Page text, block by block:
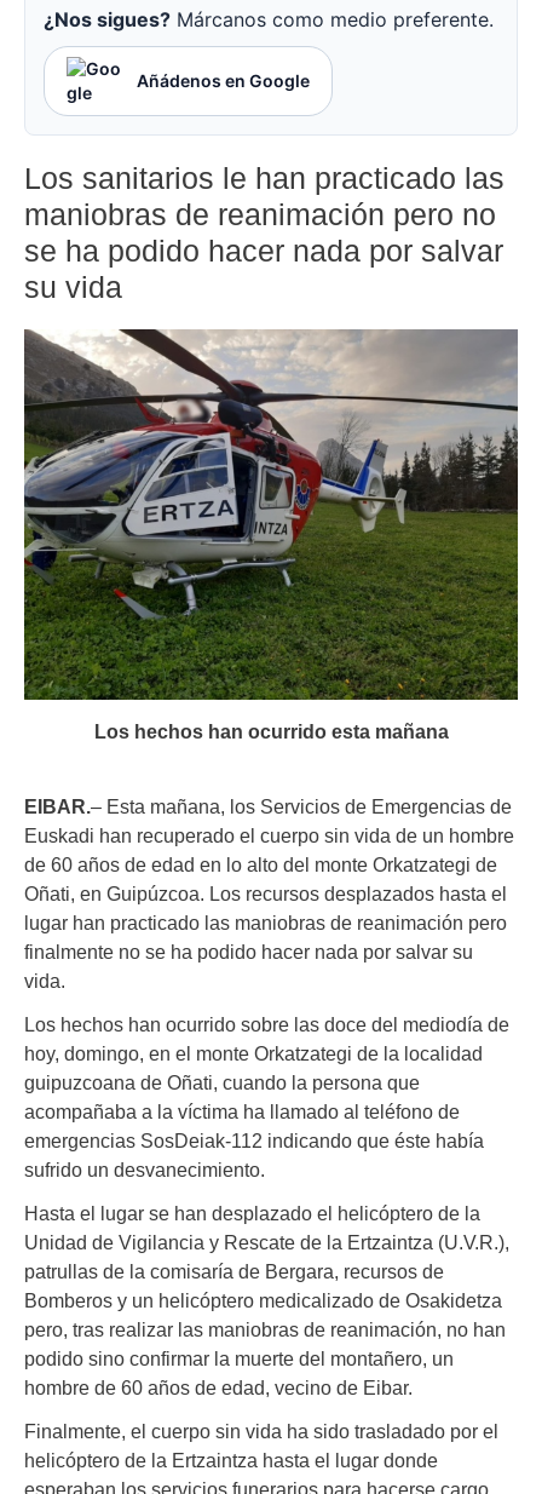
¿Nos sigues? Márcanos como medio preferente.
Añádenos en Google
Los sanitarios le han practicado las
maniobras de reanimación pero no
se ha podido hacer nada por salvar
su vida
Los hechos han ocurrido esta mañana
EIBAR. – Esta mañana, los Servicios de Emergencias de
Euskadi han recuperado el cuerpo sin vida de un hombre
de 60 años de edad en lo alto del monte Orkatzategi de
Oñati, en Guipúzcoa. Los recursos desplazados hasta el
lugar han practicado las maniobras de reanimación pero
finalmente no se ha podido hacer nada por salvar su
vida.
Los hechos han ocurrido sobre las doce del mediodía de
hoy, domingo, en el monte Orkatzategi de la localidad
guipuzcoana de Oñati, cuando la persona que
acompañaba a la víctima ha llamado al teléfono de
emergencias SosDeiak-112 indicando que éste había
sufrido un desvanecimiento.
Hasta el lugar se han desplazado el helicóptero de la
Unidad de Vigilancia y Rescate de la Ertzaintza (U.V.R.),
patrullas de la comisaría de Bergara, recursos de
Bomberos y un helicóptero medicalizado de Osakidetza
pero, tras realizar las maniobras de reanimación, no han
podido sino confirmar la muerte del montañero, un
hombre de 60 años de edad, vecino de Eibar.
Finalmente, el cuerpo sin vida ha sido trasladado por el
helicóptero de la Ertzaintza hasta el lugar donde
esperaban los servicios funerarios para hacerse cargo